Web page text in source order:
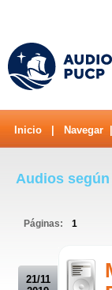
Inicio Navegar
Audios
Páginas: 1
21/11